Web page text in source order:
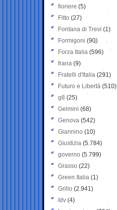
fioriere (5)
Fitto (27)
Fontana di Trevi (1)
Formigoni (90)
Forza Italia (596)
frana (9)
Fratelli d'Italia (291)
Futuro e Libertà (510)
g8 (25)
Gelmini (68)
Genova (542)
Giannino (10)
Giustizia (5.784)
governo (5.799)
Grasso (22)
Green Italia (1)
Grillo (2.941)
Idv (4)